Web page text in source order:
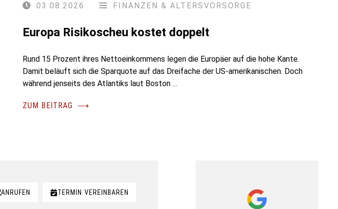
03.08.2026 FINANZEN & ALTERSVORSORGE
Europa Risikoscheu kostet doppelt
Rund 15 Prozent ihres Nettoeinkommens legen die Europäer auf die hohe Kante.
Damit beläuft sich die Sparquote auf das Dreifache der US-amerikanischen. Doch
während jenseits des Atlantiks laut Boston …
ZUM BEITRAG ⟶
ANRUFEN TERMIN VEREINBAREN